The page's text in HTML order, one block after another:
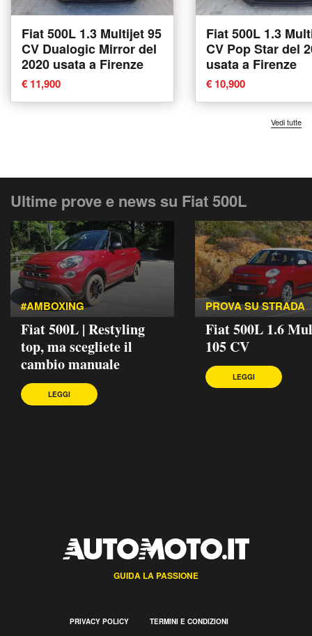
Fiat 500L 1.3 Multijet 95
CV Dualogic Mirror del
2020 usata a Firenze
€ 11,900
Fiat 500L 1.3
CV Pop Star del
usata a Firenze
€ 10,900
Vedi tutte
Ultime prove e news su Fiat 500L
#AMBOXING
Fiat 500L | Restyling
top, ma scegliete il
cambio manuale
LEGGI
PROVA SU STRADA
Fiat 500L 1.6
105 CV
LEGGI
GUIDA LA PASSIONE
PRIVACY POLICY TERMINI E CONDIZIONI